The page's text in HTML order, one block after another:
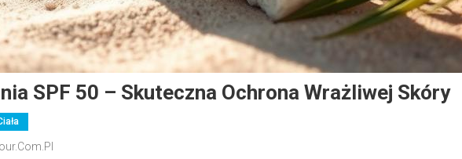
SPF 50 – Skuteczna Ochrona Wrażliwej Skóry